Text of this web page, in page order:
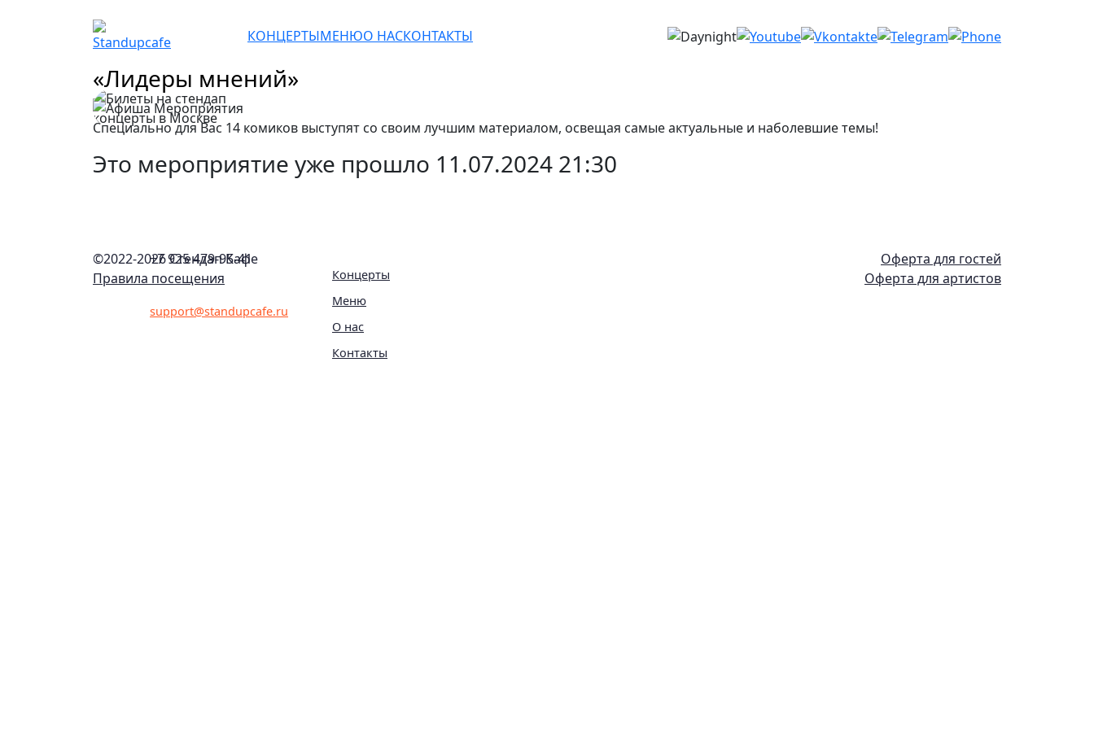
КОНЦЕРТЫМЕНЮО НАСКОНТАКТЫ
«Лидеры мнений»
Специально для Вас 14 комиков выступят со своим лучшим материалом, освещая самые актуальные и наболевшие темы!
Это мероприятие уже прошло 11.07.2024 21:30
+7 925 479-95-41
support@standupcafe.ru
Концерты
Меню
О нас
Контакты
©2022-2026 Стендап Кафе
Оферта для гостей
Правила посещения
Оферта для артистов